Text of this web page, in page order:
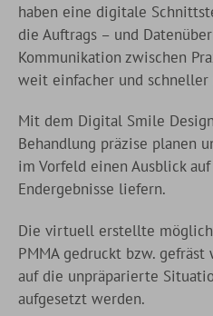
haben eine digitale
die Auftrags – und
Kommunikation zwischen
weit einfacher und schneller
Mit dem Digital Smile
Behandlung präzise planen
im Vorfeld einen Ausblick
Endergebnisse liefern.
Die virtuell erstellte
PMMA gedruckt bzw.
auf die unpräparierte
aufgesetzt werden.